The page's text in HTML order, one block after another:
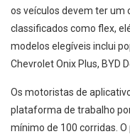
os veículos devem ter um
classificados como flex,
modelos elegíveis inclui
Chevrolet Onix Plus, BYD
Os motoristas de
plataforma de trabalho
mínimo de 100 corridas.